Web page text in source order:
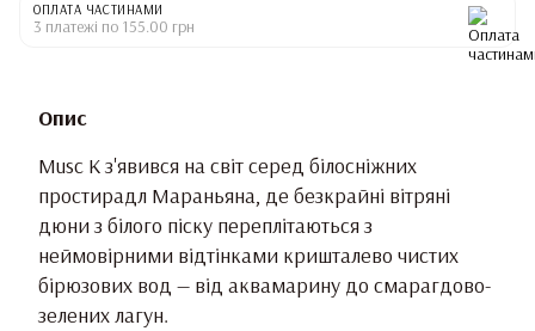
ОПЛАТА ЧАСТИНАМИ
3 платежі по 155.00 грн
Опис
Musc K з'явився на світ серед білосніжних
простирадл Мараньяна, де безкрайні вітряні
дюни з білого піску переплітаються з
неймовірними відтінками кришталево чистих
бірюзових вод — від аквамарину до смарагдово-
зелених лагун.